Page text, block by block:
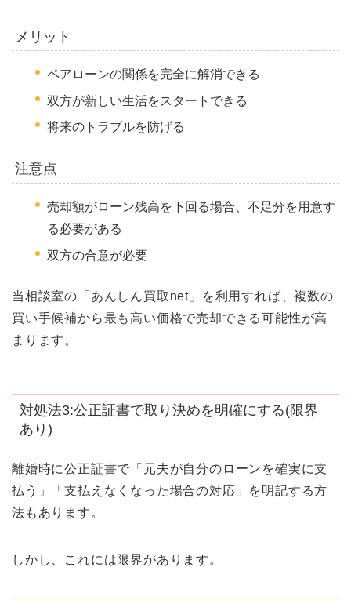
メリット
ペアローンの関係を完全に解消できる
双方が新しい生活をスタートできる
将来のトラブルを防げる
注意点
売却額がローン残高を下回る場合、不足分を用意す
る必要がある
双方の合意が必要
当相談室の「あんしん買取net」を利用すれば、複数の
買い手候補から最も高い価格で売却できる可能性が高
まります。
対処法3:公正証書で取り決めを明確にする(限界
あり)
離婚時に公正証書で「元夫が自分のローンを確実に支
払う」「支払えなくなった場合の対応」を明記する方
法もあります。
しかし、これには限界があります。